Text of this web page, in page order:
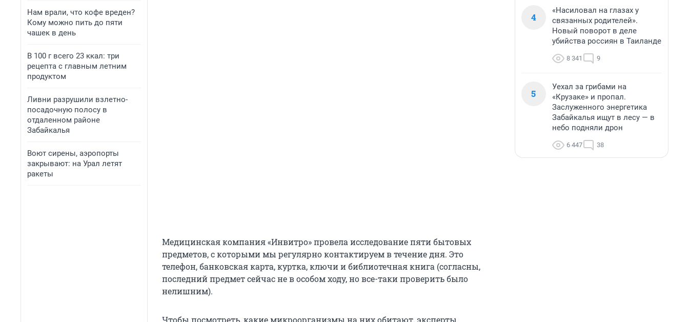
Нам врали, что кофе вреден?
Кому можно пить до пяти
чашек в день
В 100 г всего 23 ккал: три
рецепта с главным летним
продуктом
Ливни разрушили взлетно-
посадочную полосу в
отдаленном районе
Забайкалья
Воют сирены, аэропорты
закрывают: на Урал летят
ракеты
Медицинская компания «Инвитро» провела исследование пяти бытовых
предметов, с которыми мы регулярно контактируем в течение дня. Это
телефон, банковская карта, куртка, ключи и библиотечная книга (согласны,
последний предмет сейчас не в особом ходу, но все-таки проверить было
нелишним).
Чтобы посмотреть, какие микроорганизмы на них обитают, эксперты
4
«Насиловал на глазах у
связанных родителей».
Новый поворот в деле
убийства россиян в Таиланде
8 341 9
5
Уехал за грибами на
«Крузаке» и пропал.
Заслуженного энергетика
Забайкалья ищут в лесу — в
небо подняли дрон
6 447 38